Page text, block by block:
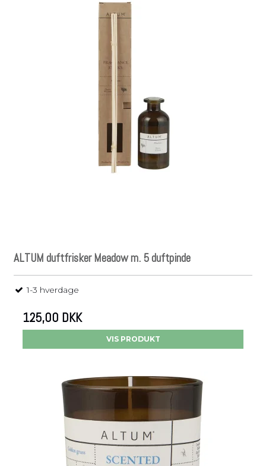
ALTUM duftfrisker Meadow m. 5 duftpinde
1-3 hverdage
125,00 DKK
VIS PRODUKT